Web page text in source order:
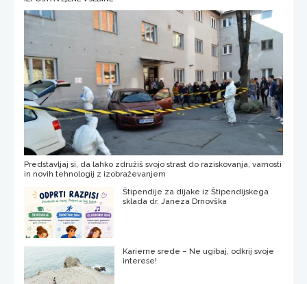
Predstavljaj si, da lahko združiš svojo strast do raziskovanja, varnosti
in novih tehnologij z izobraževanjem
Štipendije za dijake iz Štipendijskega
sklada dr. Janeza Drnovška
Karierne srede – Ne ugibaj, odkrij svoje
interese!